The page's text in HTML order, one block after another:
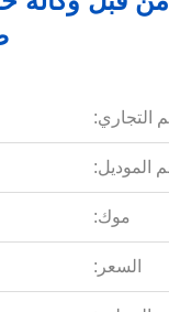
التجاري:
الموديل:
موك:
السعر: